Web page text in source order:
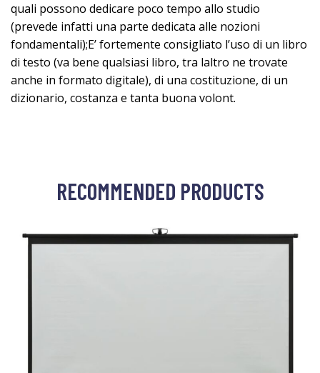
quali possono dedicare poco tempo allo studio
(prevede infatti una parte dedicata alle nozioni
fondamentali);E’ fortemente consigliato l’uso di un libro
di testo (va bene qualsiasi libro, tra laltro ne trovate
anche in formato digitale), di una costituzione, di un
dizionario, costanza e tanta buona volont.
RECOMMENDED PRODUCTS